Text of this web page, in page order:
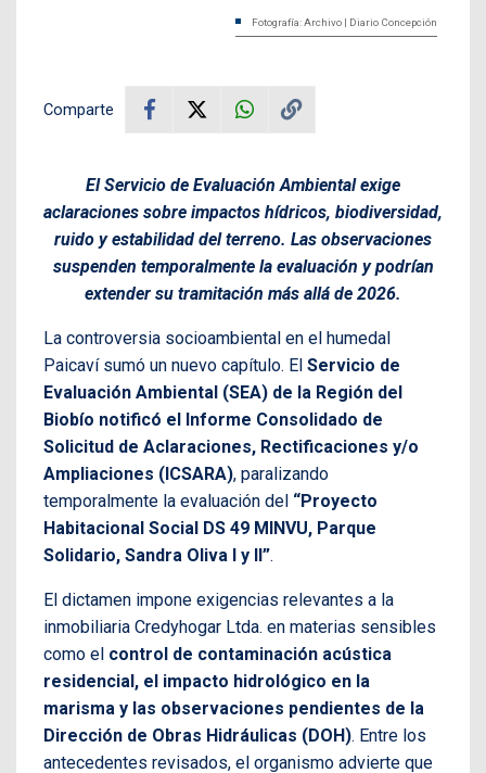
Fotografía: Archivo | Diario Concepción
Comparte
El Servicio de Evaluación Ambiental exige
aclaraciones sobre impactos hídricos, biodiversidad,
ruido y estabilidad del terreno. Las observaciones
suspenden temporalmente la evaluación y podrían
extender su tramitación más allá de 2026.
La controversia socioambiental en el humedal
Paicaví sumó un nuevo capítulo. El Servicio de
Evaluación Ambiental (SEA) de la Región del
Biobío notificó el Informe Consolidado de
Solicitud de Aclaraciones, Rectificaciones y/o
Ampliaciones (ICSARA), paralizando
temporalmente la evaluación del “Proyecto
Habitacional Social DS 49 MINVU, Parque
Solidario, Sandra Oliva I y II”.
El dictamen impone exigencias relevantes a la
inmobiliaria Credyhogar Ltda. en materias sensibles
como el control de contaminación acústica
residencial, el impacto hidrológico en la
marisma y las observaciones pendientes de la
Dirección de Obras Hidráulicas (DOH). Entre los
antecedentes revisados, el organismo advierte que